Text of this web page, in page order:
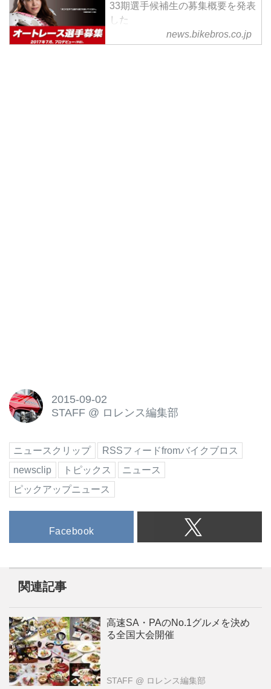
33期選手候補生の募集概要を発表
した
news.bikebros.co.jp
2015-09-02
STAFF @ ロレンス編集部
ニュースクリップ
RSSフィードfromバイクブロス
newsclip
トピックス
ニュース
ピックアップニュース
Facebook
関連記事
高速SA・PAのNo.1グルメを決め
る全国大会開催
STAFF @ ロレンス編集部